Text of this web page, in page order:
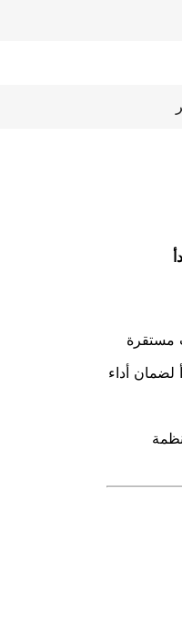
مستقرة
لضمان أداء